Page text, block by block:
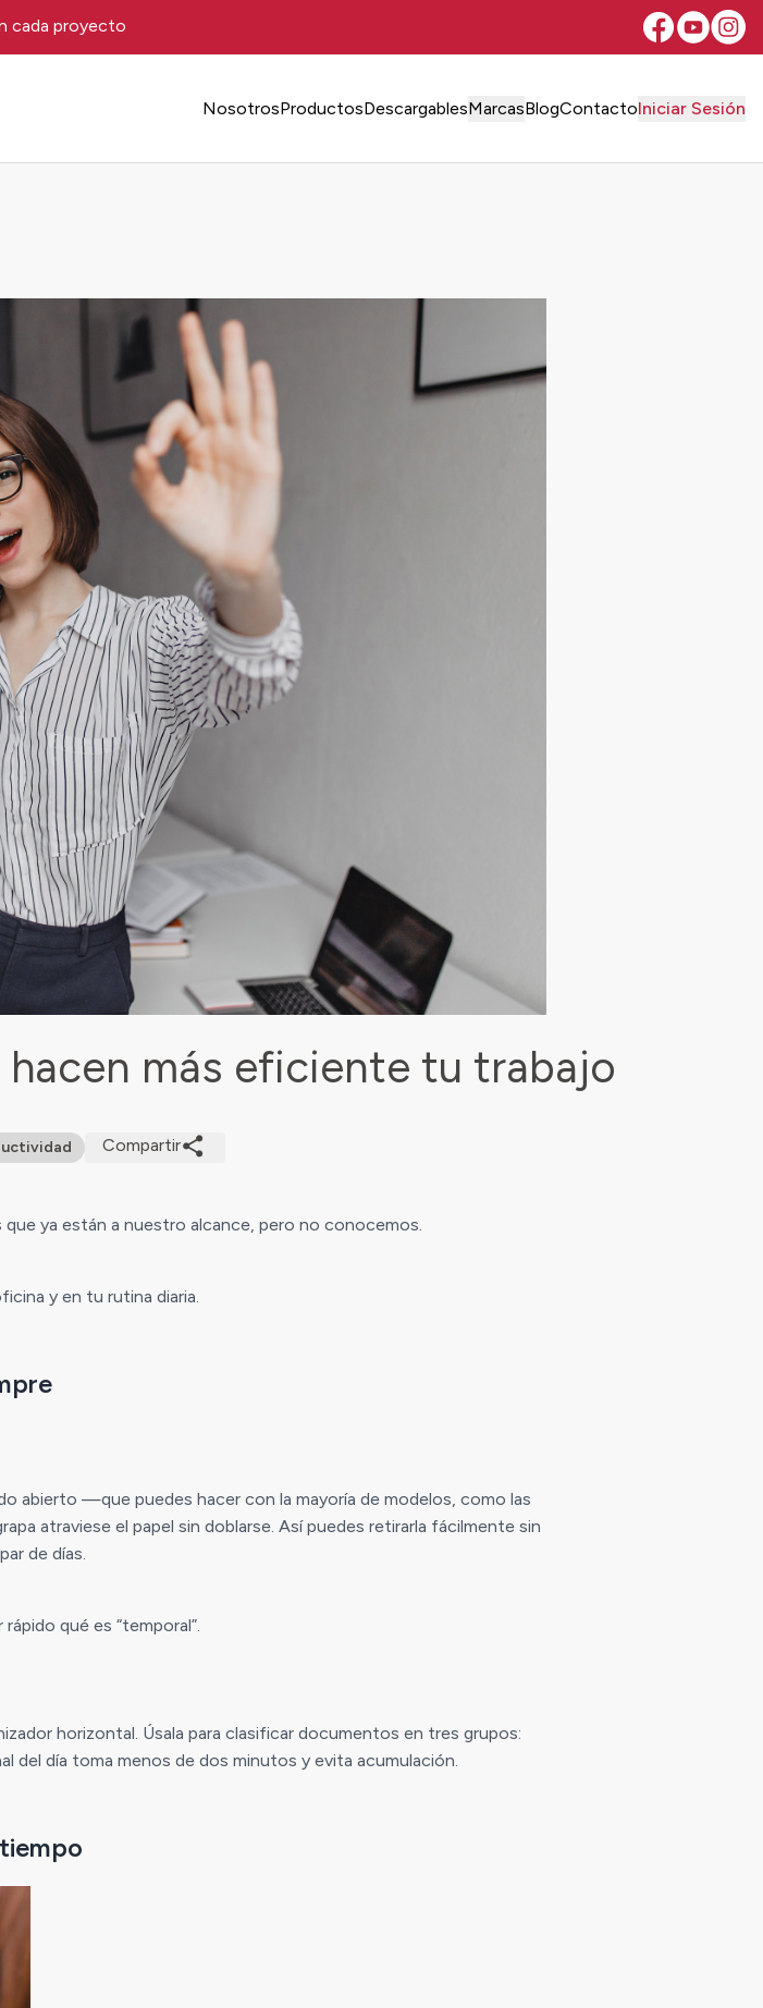
cada proyecto
NosotrosProductosDescargablesMarcasBlogContactoIniciar Sesión
más eficiente tu trabajo
Compartir
ya están a nuestro alcance, pero no conocemos.
y en tu rutina diaria.
abierto —que puedes hacer con la mayoría de modelos, como las
atraviese el papel sin doblarse. Así puedes retirarla fácilmente sin
de días.
qué es “temporal”.
horizontal. Úsala para clasificar documentos en tres grupos:
del día toma menos de dos minutos y evita acumulación.